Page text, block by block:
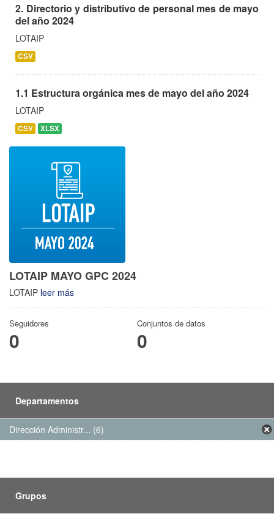
2. Directorio y distributivo de personal mes de mayo
del año 2024
LOTAIP
CSV
1.1 Estructura orgánica mes de mayo del año 2024
LOTAIP
CSV XLSX
LOTAIP MAYO GPC 2024
LOTAIP leer más
Seguidores
0
Conjuntos de datos
0
Departamentos
Dirección Administr... (6)
Grupos